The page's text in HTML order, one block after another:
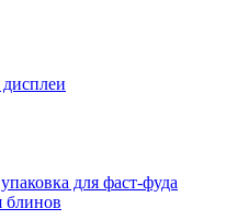
для фаст-фуда
блинов